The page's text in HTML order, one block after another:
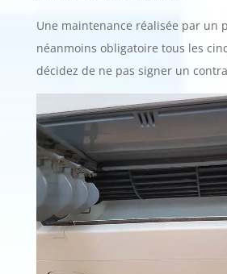
Une maintenance réalisée par un
néanmoins obligatoire tous les
décidez de ne pas signer un